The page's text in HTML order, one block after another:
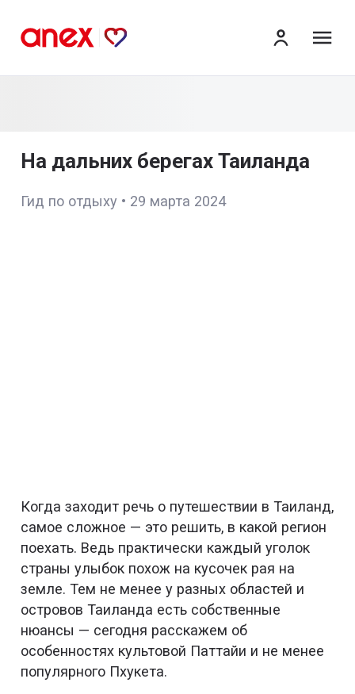
На дальних берегах Таиланда
Гид по отдыху • 29 марта 2024
Когда заходит речь о путешествии в Таиланд,
самое сложное — это решить, в какой регион
поехать. Ведь практически каждый уголок
страны улыбок похож на кусочек рая на
земле. Тем не менее у разных областей и
островов Таиланда есть собственные
нюансы — сегодня расскажем об
особенностях культовой Паттайи и не менее
популярного Пхукета.